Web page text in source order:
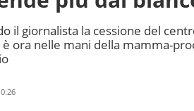
il giornalista la cessione del
ora nelle mani della mamma-